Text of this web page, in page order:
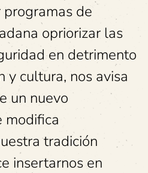
de
opriorizar las
en detrimento
y cultura, nos avisa
un nuevo
modifica
tradición
insertarnos en